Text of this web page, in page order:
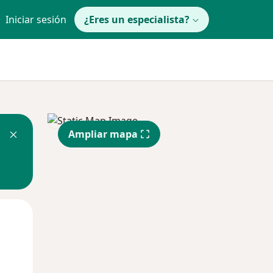
Iniciar sesión ¿Eres un especialista?
Ampliar mapa